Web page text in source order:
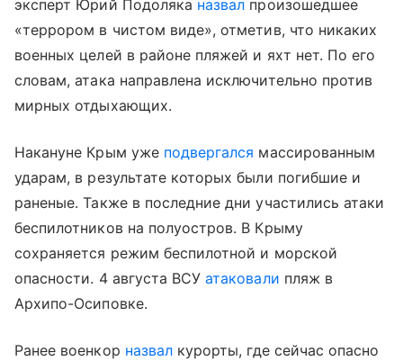
эксперт Юрий Подоляка назвал произошедшее
«террором в чистом виде», отметив, что никаких
военных целей в районе пляжей и яхт нет. По его
словам, атака направлена исключительно против
мирных отдыхающих.
Накануне Крым уже подвергался массированным
ударам, в результате которых были погибшие и
раненые. Также в последние дни участились атаки
беспилотников на полуостров. В Крыму
сохраняется режим беспилотной и морской
опасности. 4 августа ВСУатаковали пляж в
Архипо-Осиповке.
Ранее военкор назвалкурорты, где сейчас опасно